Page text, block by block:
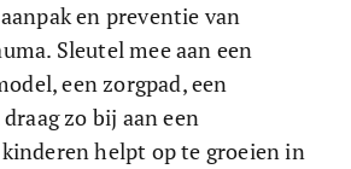
en preventie van
Sleutel mee aan een
een zorgpad, een
zo bij aan een
helpt op te groeien in